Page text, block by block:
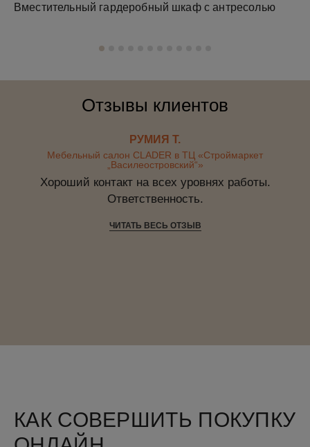
Вместительный гардеробный шкаф с антресолью
Отзывы клиентов
РУМИЯ Т.
Мебельный салон CLADER в ТЦ «Строймаркет
„Василеостровский“»
Хороший контакт на всех уровнях работы.
Ответственность.
ЧИТАТЬ ВЕСЬ ОТЗЫВ
КАК СОВЕРШИТЬ ПОКУПКУ